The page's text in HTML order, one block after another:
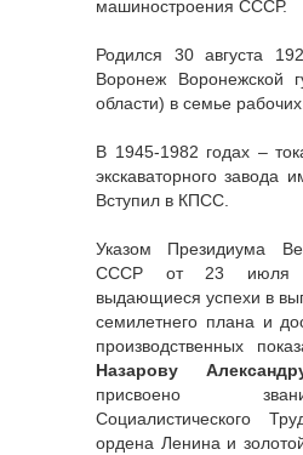
машиностроения СССР.
Родился 30 августа
Воронеж Воронежской
области) в семье
В 1945-1982 годах –
экскаваторного завода
Вступил в КПСС.
Указом Президиума
СССР от 23 июля
выдающиеся успехи в
семилетнего плана и
производственных
Назарову
присвоено
Социалистического
ордена Ленина и